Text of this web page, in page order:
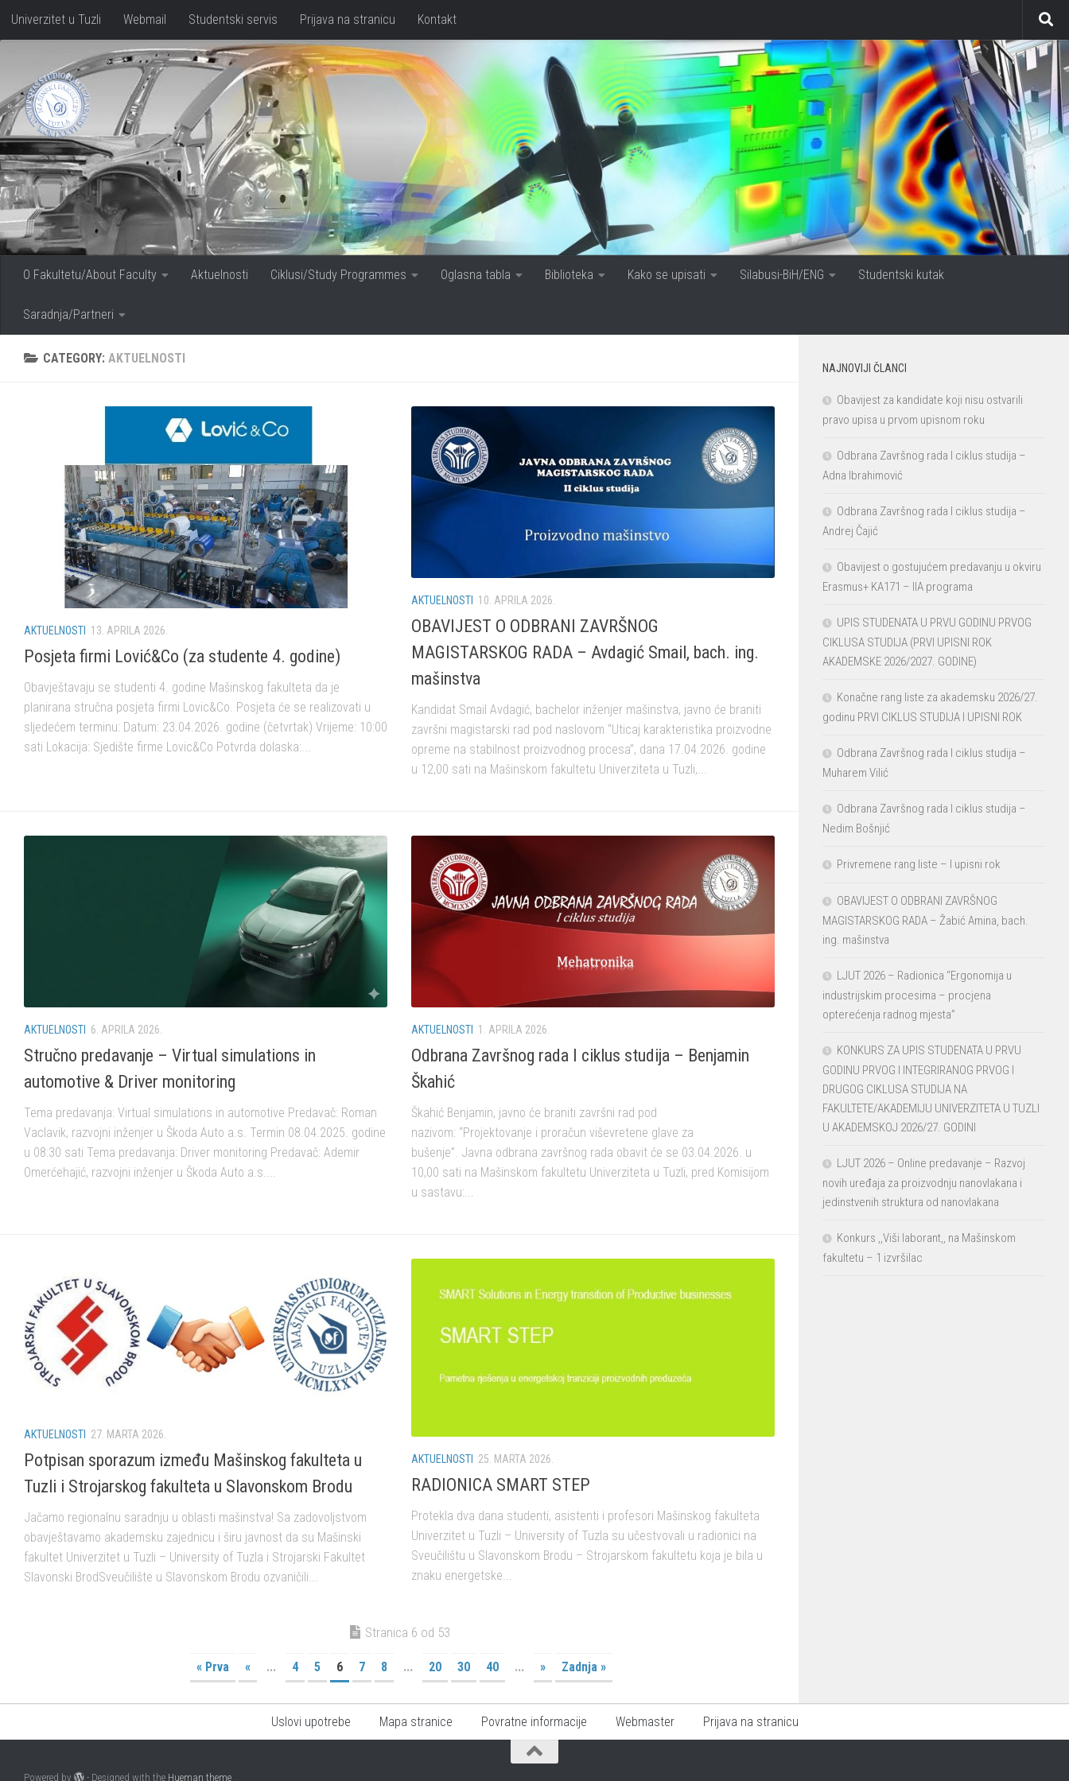
Skip to content
Univerzitet u Tuzli Webmail Studentski servis Prijava na stranicu Kontakt
O Fakultetu/About Faculty Aktuelnosti Ciklusi/Study Programmes Oglasna tabla Biblioteka Kako se upisati Silabusi-BiH/ENG Studentski kutak
Saradnja/Partneri
CATEGORY: AKTUELNOSTI
AKTUELNOSTI 13. APRILA 2026.
Posjeta firmi Lović&Co (za studente 4. godine)
Obavještavaju se studenti 4. godine Mašinskog fakulteta da je
planirana stručna posjeta firmi Lovic&Co. Posjeta će se realizovati u
sljedećem terminu: Datum: 23.04.2026. godine (četvrtak) Vrijeme: 10:00
sati Lokacija: Sjedište firme Lovic&Co Potvrda dolaska:...
AKTUELNOSTI 10. APRILA 2026.
OBAVIJEST O ODBRANI ZAVRŠNOG
MAGISTARSKOG RADA – Avdagić Smail, bach. ing.
mašinstva
Kandidat Smail Avdagić, bachelor inženjer mašinstva, javno će braniti
završni magistarski rad pod naslovom “Uticaj karakteristika proizvodne
opreme na stabilnost proizvodnog procesa”, dana 17.04.2026. godine
u 12,00 sati na Mašinskom fakultetu Univerziteta u Tuzli,...
AKTUELNOSTI 6. APRILA 2026.
Stručno predavanje – Virtual simulations in
automotive & Driver monitoring
Tema predavanja: Virtual simulations in automotive Predavač: Roman
Vaclavik, razvojni inženjer u Škoda Auto a.s. Termin 08.04.2025. godine
u 08:30 sati Tema predavanja: Driver monitoring Predavač: Ademir
Omerćehajić, razvojni inženjer u Škoda Auto a.s....
AKTUELNOSTI 1. APRILA 2026.
Odbrana Završnog rada I ciklus studija – Benjamin
Škahić
Škahić Benjamin, javno će braniti završni rad pod
nazivom: “Projektovanje i proračun viševretene glave za
bušenje”. Javna odbrana završnog rada obavit će se 03.04.2026. u
10,00 sati na Mašinskom fakultetu Univerziteta u Tuzli, pred Komisijom
u sastavu:...
AKTUELNOSTI 27. MARTA 2026.
Potpisan sporazum između Mašinskog fakulteta u
Tuzli i Strojarskog fakulteta u Slavonskom Brodu
Jačamo regionalnu saradnju u oblasti mašinstva! Sa zadovoljstvom
obavještavamo akademsku zajednicu i širu javnost da su Mašinski
fakultet Univerzitet u Tuzli – University of Tuzla i Strojarski Fakultet
Slavonski BrodSveučilište u Slavonskom Brodu ozvaničili...
AKTUELNOSTI 25. MARTA 2026.
RADIONICA SMART STEP
Protekla dva dana studenti, asistenti i profesori Mašinskog fakulteta
Univerzitet u Tuzli – University of Tuzla su učestvovali u radionici na
Sveučilištu u Slavonskom Brodu – Strojarskom fakultetu koja je bila u
znaku energetske...
Stranica 6 od 53
« Prva « ... 4 5 6 7 8 ... 20 30 40 ... » Zadnja »
NAJNOVIJI ČLANCI
Obavijest za kandidate koji nisu ostvarili
pravo upisa u prvom upisnom roku
Odbrana Završnog rada I ciklus studija –
Adna Ibrahimović
Odbrana Završnog rada I ciklus studija –
Andrej Čajić
Obavijest o gostujućem predavanju u okviru
Erasmus+ KA171 – IIA programa
UPIS STUDENATA U PRVU GODINU PRVOG
CIKLUSA STUDIJA (PRVI UPISNI ROK
AKADEMSKE 2026/2027. GODINE)
Konačne rang liste za akademsku 2026/27.
godinu PRVI CIKLUS STUDIJA I UPISNI ROK
Odbrana Završnog rada I ciklus studija –
Muharem Vilić
Odbrana Završnog rada I ciklus studija –
Nedim Bošnjić
Privremene rang liste – I upisni rok
OBAVIJEST O ODBRANI ZAVRŠNOG
MAGISTARSKOG RADA – Žabić Amina, bach.
ing. mašinstva
LJUT 2026 – Radionica “Ergonomija u
industrijskim procesima – procjena
opterećenja radnog mjesta”
KONKURS ZA UPIS STUDENATA U PRVU
GODINU PRVOG I INTEGRIRANOG PRVOG I
DRUGOG CIKLUSA STUDIJA NA
FAKULTETE/AKADEMIJU UNIVERZITETA U TUZLI
U AKADEMSKOJ 2026/27. GODINI
LJUT 2026 – Online predavanje – Razvoj
novih uređaja za proizvodnju nanovlakana i
jedinstvenih struktura od nanovlakana
Konkurs ,,Viši laborant,, na Mašinskom
fakultetu – 1 izvršilac
Uslovi upotrebe Mapa stranice Povratne informacije Webmaster Prijava na stranicu
Powered by - Designed with the Hueman theme